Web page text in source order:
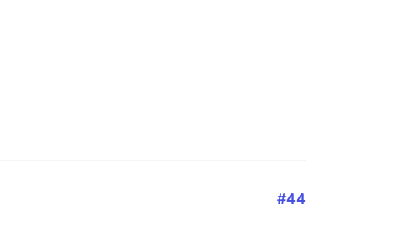
#44